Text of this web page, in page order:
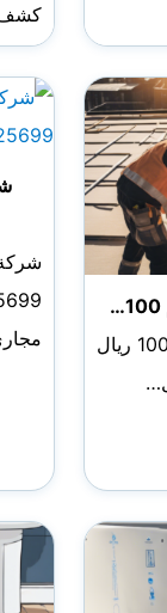
عزل اسطح بالبكرية خصم 100 ريال